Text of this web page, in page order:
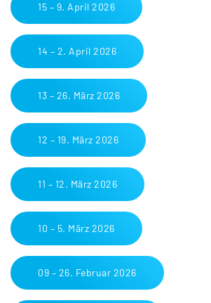
15 – 9. April 2026
14 – 2. April 2026
13 – 26. März 2026
12 – 19. März 2026
11 – 12. März 2026
10 – 5. März 2026
09 – 26. Februar 2026